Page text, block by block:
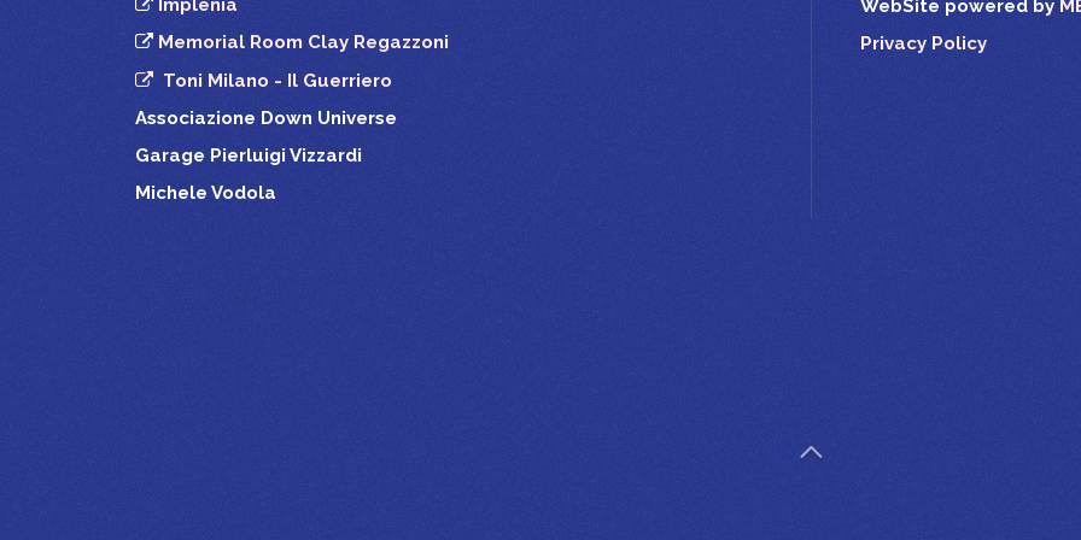
Implenia
Memorial Room Clay Regazzoni
Toni Milano - Il Guerriero
Associazione Down Universe
Garage Pierluigi Vizzardi
Michele Vodola
WebSite powered by
Privacy Policy